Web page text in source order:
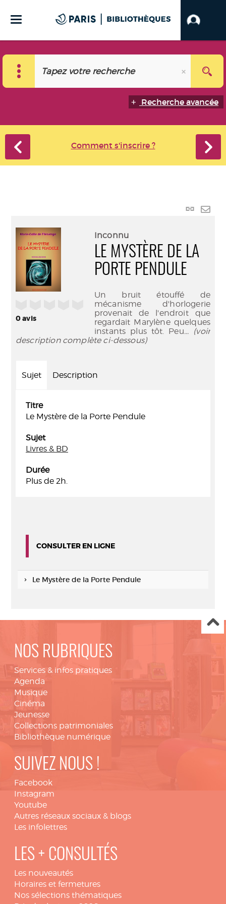
Recherche avancée
Comment s'inscrire ?
Lien
0avis
Inconnu
LE MYSTÈRE DE LA
PORTE PENDULE
Un bruit étouffé de
mécanisme d'horlogerie
provenait de l'endroit que
regardait Marylène quelques
instants plus tôt. Peu... (voir
description complète ci-dessous)
Sujet Description
Titre
Le Mystère de la Porte Pendule
Sujet
Livres & BD
Durée
Plus de 2h.
CONSULTER EN LIGNE
Le Mystère de la Porte Pendule
NOS RUBRIQUES
Services & infos pratiques
Agenda
Musique
Cinéma
Jeunesse
Collections patrimoniales
Bibliothèque numérique
SUIVEZ NOUS !
Facebook
Instagram
Youtube
Autres réseaux sociaux & blogs
Les infolettres
LES + CONSULTÉS
Les nouveautés
Horaires et fermetures
Nos sélections thématiques